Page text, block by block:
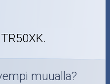
muualla?